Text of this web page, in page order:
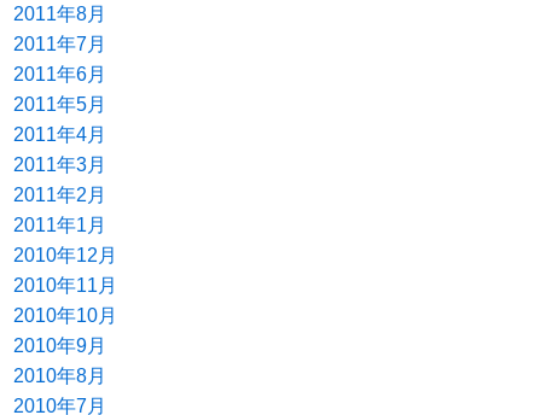
2011年8月
2011年7月
2011年6月
2011年5月
2011年4月
2011年3月
2011年2月
2011年1月
2010年12月
2010年11月
2010年10月
2010年9月
2010年8月
2010年7月